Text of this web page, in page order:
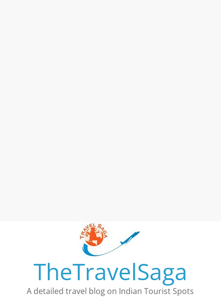
TheTravelSaga
A detailed travel blog on Indian Tourist Spots